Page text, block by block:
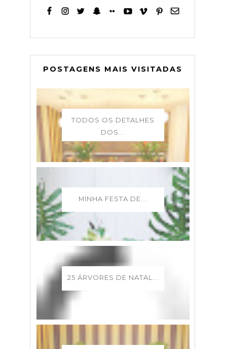
POSTAGENS MAIS VISITADAS
TODOS OS DETALHES
DOS...
MINHA FESTA DE...
25 ÁRVORES DE NATAL...